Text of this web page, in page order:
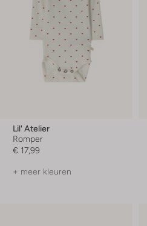
Lil' Atelier
Romper
€ 17,99
+ meer kleuren